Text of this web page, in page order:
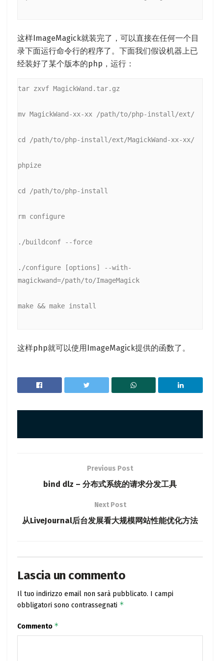
这样ImageMagick就装完了，可以直接在任何一个目
录下面运行命令行的程序了。下面我们假设机器上已
经装好了某个版本的php，运行：
tar zxvf MagickWand.tar.gz
mv MagickWand-xx-xx /path/to/php-install/ext/
cd /path/to/php-install/ext/MagickWand-xx-xx/
phpize
cd /path/to/php-install
rm configure
./buildconf --force
./configure [options] --with-
magickwand=/path/to/ImageMagick
make && make install
这样php就可以使用ImageMagick提供的函数了。
Previous Post
bind dlz – 分布式系统的请求分发工具
Next Post
从LiveJournal后台发展看大规模网站性能优化方法
Lascia un commento
Il tuo indirizzo email non sarà pubblicato. I campi
obbligatori sono contrassegnati *
Commento *